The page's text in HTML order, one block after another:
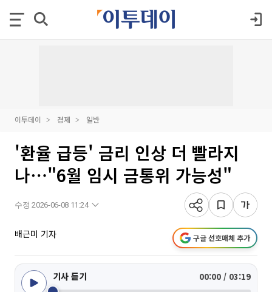
이투데이 경제 일반
'환율 급등' 금리 인상 더 빨라지
나⋯"6월 임시 금통위 가능성"
수정 2026-06-08 11:24
배근미 기자 구글 선호매체 추가
기사 듣기 00:00 / 03:19